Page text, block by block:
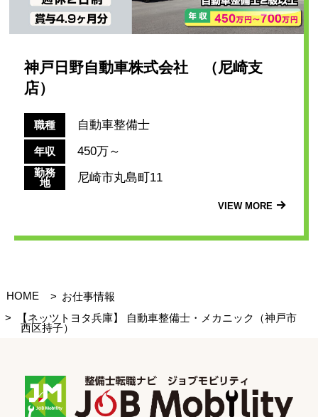
神戸日野自動車株式会社 （尼崎支
店）
職種 自動車整備士
年収 450万～
勤務
地
尼崎市丸島町11
VIEW MORE
HOME
お仕事情報
【ネッツトヨタ兵庫】 自動車整備士・メカニック（神戸市
西区持子）